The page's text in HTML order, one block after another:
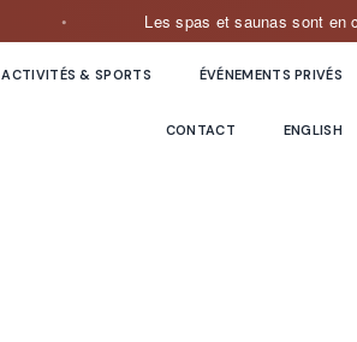
Les spas et saunas sont en cours
ACTIVITÉS & SPORTS ÉVÉNEMENTS PRIVÉS
CONTACT ENGLISH